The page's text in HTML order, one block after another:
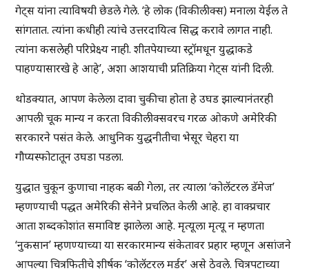
गेट्स यांना त्याविषयी छेडले गेले. ‘हे लोक (विकीलीक्स) मनाला येईल ते
सांगतात. त्यांना कधीही त्यांचे उत्तरदायित्व सिद्ध करावे लागत नाही.
त्यांना कसलेही परिप्रेक्ष्य नाही. शीतपेयाच्या स्ट्रॉमधून युद्धाकडे
पाहण्यासारखे हे आहे’, अशा आशयाची प्रतिक्रिया गेट्स यांनी दिली.
थोडक्यात, आपण केलेला दावा चुकीचा होता हे उघड झाल्यानंतरही
आपली चूक मान्य न करता विकीलीक्सवरच गरळ ओकणे अमेरिकी
सरकारने पसंत केले. आधुनिक युद्धनीतीचा भेसूर चेहरा या
गौप्यस्फोटातून उघडा पडला.
युद्धात चुकून कुणाचा नाहक बळी गेला, तर त्याला ‘कोलॅटरल डॅमेज’
म्हणण्याची पद्धत अमेरिकी सेनेने प्रचलित केली आहे. हा वाक्प्रचार
आता शब्दकोशांत समाविष्ट झालेला आहे. मृत्यूला मृत्यू न म्हणता
‘नुकसान’ म्हणण्याच्या या सरकारमान्य संकेतावर प्रहार म्हणून असांजने
आपल्या चित्रफितीचे शीर्षक ‘कोलॅटरल मर्डर’ असे ठेवले. चित्रपटाच्या